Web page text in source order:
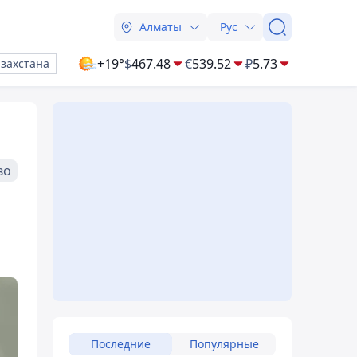
Алматы Рус
+19°$467.48 €539.52 ₽5.73
Последние Популярные